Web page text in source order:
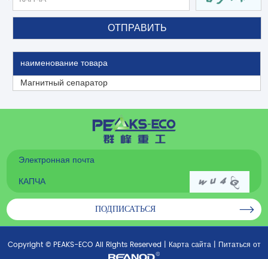
наименование товара
Магнитный сепаратор
Copyright © PEAKS-ECO All Rights Reserved | Карта сайта| Питаться от